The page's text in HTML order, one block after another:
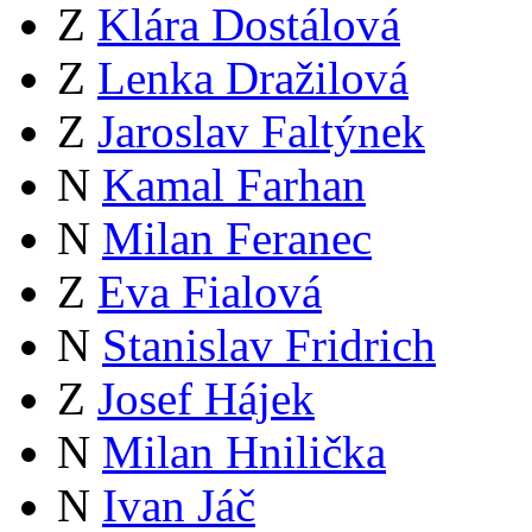
Z Klára Dostálová
Z Lenka Dražilová
Z Jaroslav Faltýnek
N Kamal Farhan
N Milan Feranec
Z Eva Fialová
N Stanislav Fridrich
Z Josef Hájek
N Milan Hnilička
N Ivan Jáč